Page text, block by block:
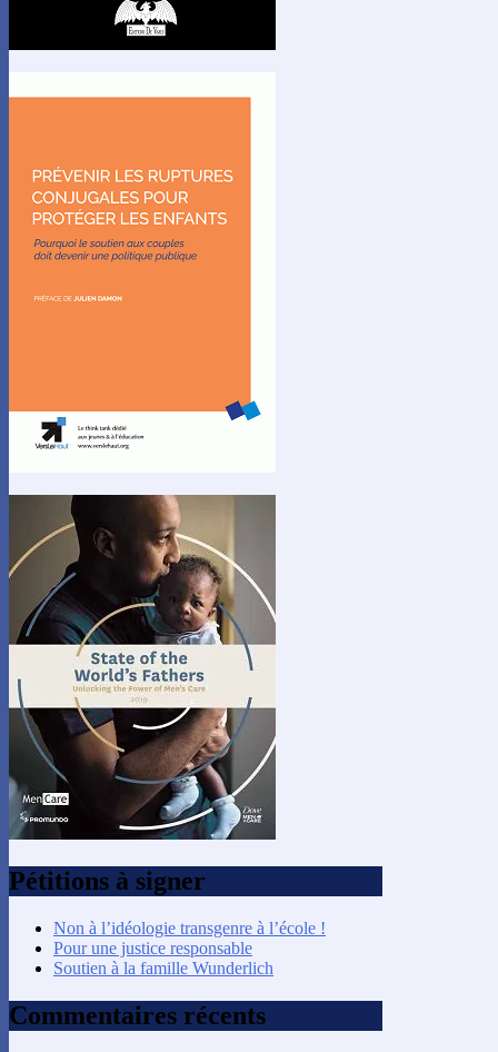
Pétitions à signer
Non à l’idéologie transgenre à l’école !
Pour une justice responsable
Soutien à la famille Wunderlich
Commentaires récents